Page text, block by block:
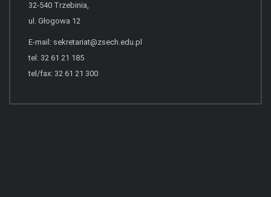
32-540 Trzebinia,
ul. Głogowa 12
E-mail: sekretariat@zsech.edu.pl
tel: 32 61 21 185
tel/fax: 32 61 21 300